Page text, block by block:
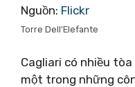
Nguồn: Flickr
Torre Dell’Elefante
Cagliari có nhiều
một trong những